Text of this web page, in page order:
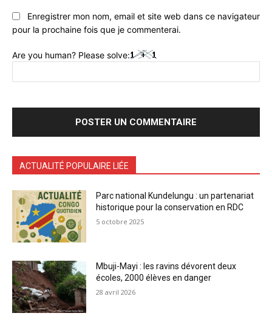
Enregistrer mon nom, email et site web dans ce navigateur
pour la prochaine fois que je commenterai.
Are you human? Please solve:
ACTUALITÉ POPULAIRE LIÉE
Parc national Kundelungu : un partenariat
historique pour la conservation en RDC
5 octobre 2025
Mbuji-Mayi : les ravins dévorent deux
écoles, 2000 élèves en danger
28 avril 2026